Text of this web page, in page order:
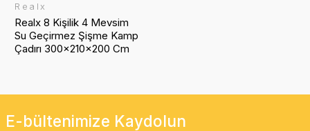
Realx
Realx 8 Kişilik 4 Mevsim
Su Geçirmez Şişme Kamp
Çadırı 300x210x200 Cm
E-bültenimize Kaydolun